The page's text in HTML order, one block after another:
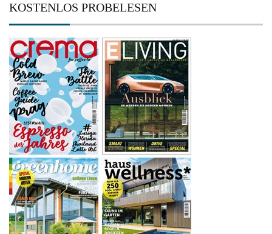
KOSTENLOS PROBELESEN